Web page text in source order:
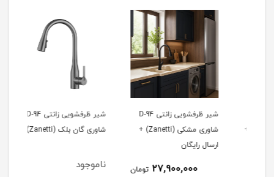
شیر ظرفشویی زانتی D-94
شاوری مشکی (Zanetti) +
ارسال رایگان
27,900,000 تومان
شیر ظرفشویی زانتی D-94
شاوری گان بلک (Zanetti)
ناموجود